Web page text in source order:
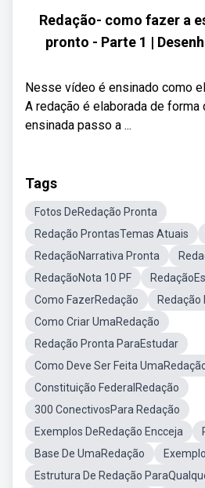
Redação- como fazer a
pronto - Parte 1 |
Nesse vídeo é ensinado como
A redação é elaborada de forma
ensinada passo a ...
Tags
Fotos DeRedação Pronta
Redação ProntasTemas Atuais
RedaçãoNarrativa Pronta
RedaçãoNota 10 PF
Como FazerRedação
Redação
Como Criar UmaRedação
Redação Pronta ParaEstudar
Como Deve Ser Feita
Constituição FederalRedação
300 ConectivosPara Redação
Exemplos DeRedação Encceja
Base De UmaRedação
Estrutura De Redação